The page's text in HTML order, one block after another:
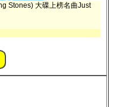
Stones) 大碟上榜名曲Just